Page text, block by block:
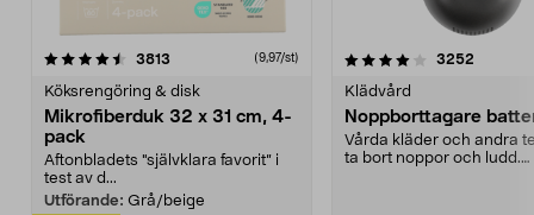
3813 (9,97/st)
Köksrengöring & disk
Mikrofiberduk 32 x 31 cm, 4-
pack
Aftonbladets "självklara favorit” i
test av d...
Utförande: Grå/beige
4.0av 5 stjärnor 3252
Klädvård
Noppborttagare
Vårda kläder och andra
ta bort noppor och ludd.
4.5av 5 stjärnor